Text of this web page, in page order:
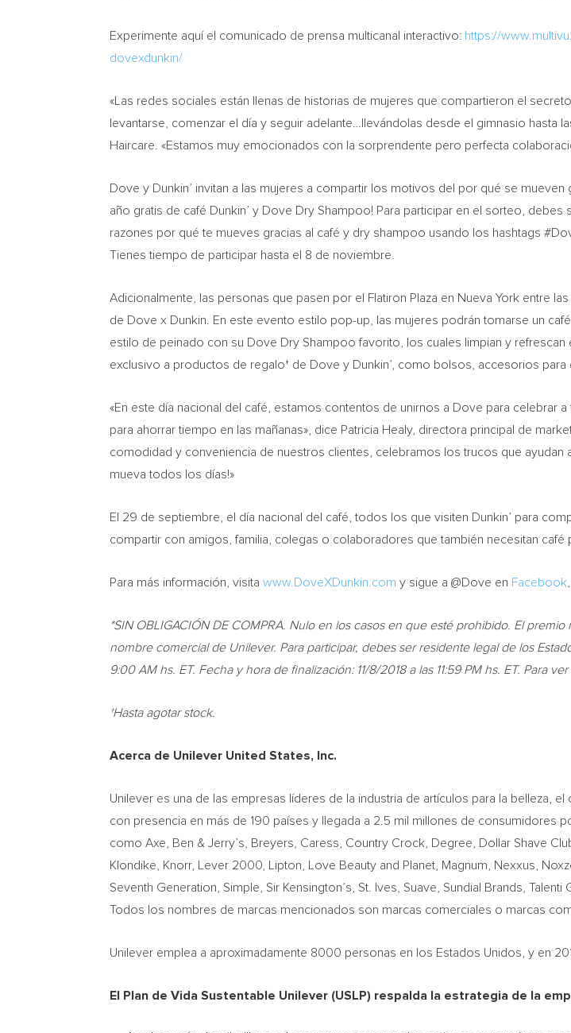
Experimente aquí el comunicado de prensa multicanal interactivo: https://
dovexdunkin/
«Las redes sociales están llenas de historias de mujeres que compartieron el
levantarse, comenzar el día y seguir adelante…llevándolas desde el gimnasio hasta
Haircare. «Estamos muy emocionados con la sorprendente pero perfecta
Dove y Dunkin’ invitan a las mujeres a compartir los motivos del por qué se
año gratis de café Dunkin’ y Dove Dry Shampoo! Para participar en el sorteo,
razones por qué te mueves gracias al café y dry shampoo usando los hashtags
Tienes tiempo de participar hasta el 8 de noviembre.
Adicionalmente, las personas que pasen por el Flatiron Plaza en Nueva York entre las
de Dove x Dunkin. En este evento estilo pop-up, las mujeres podrán tomarse un
estilo de peinado con su Dove Dry Shampoo favorito, los cuales limpian y
exclusivo a productos de regalo† de Dove y Dunkin’, como bolsos, accesorios para
«En este día nacional del café, estamos contentos de unirnos a Dove para celebrar
para ahorrar tiempo en las mañanas», dice Patricia Healy, directora principal de
comodidad y conveniencia de nuestros clientes, celebramos los trucos que
mueva todos los días!»
El 29 de septiembre, el día nacional del café, todos los que visiten Dunkin’ para
compartir con amigos, familia, colegas o colaboradores que también necesitan café
Para más información, visita www.DoveXDunkin.com y sigue a @Dove en Facebook
*SIN OBLIGACIÓN DE COMPRA. Nulo en los casos en que esté prohibido. El
nombre comercial de Unilever. Para participar, debes ser residente legal de los
9:00 AMhs. ET. Fecha y hora de finalización: 11/8/2018a las 11:59 PMhs. ET. Para
†Hasta agotar stock.
Acerca de Unilever United States, Inc.
Unilever es una de las empresas líderes de la industria de artículos para la belleza,
con presencia en más de 190 países y llegada a 2.5 mil millones de consumidores
como Axe, Ben & Jerry’s, Breyers, Caress, Country Crock, Degree, Dollar Shave
Klondike, Knorr, Lever 2000, Lipton, Love Beauty and Planet, Magnum, Nexxus,
Seventh Generation, Simple, Sir Kensington’s, St. Ives, Suave, Sundial Brands,
Todos los nombres de marcas mencionados son marcas comerciales o marcas
Unilever emplea a aproximadamente 8000 personas en los Estados Unidos, y en
El Plan de Vida Sustentable Unilever (USLP) respalda la estrategia de la